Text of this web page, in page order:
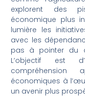
explorent des
économique plus
lumière les
avec les
pas à pointer du
L’objectif est
compréhension
économiques à
un avenir plus